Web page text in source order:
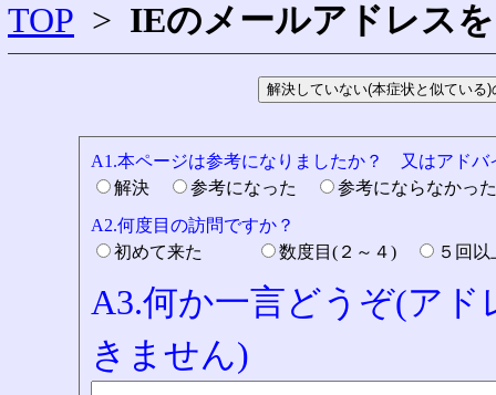
TOP > IEのメールアドレス
A1.本ページは参考になりましたか？ 又はアドバ
解決
参考になった
参考にならなか
A2.何度目の訪問ですか？
初めて来た
数度目(２～４) ５回
A3.何か一言どうぞ(ア
きません)